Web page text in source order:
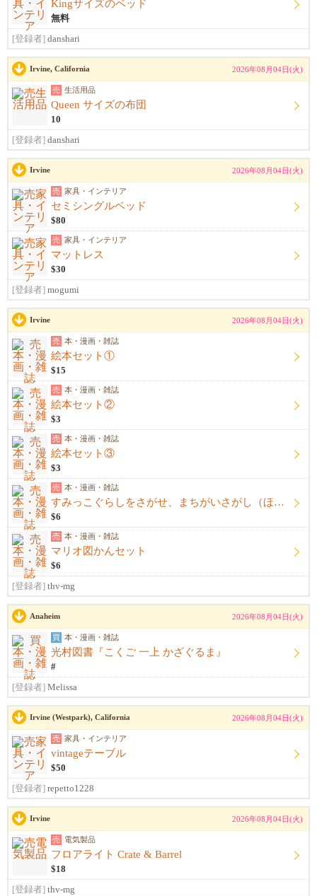
Kingサイズのベッド
無料
[登録者] danshari
Irvine, California 2026年08月04日(火)
売 生活用品
Queen サイズの布団
10
[登録者] danshari
Irvine 2026年08月04日(火)
売 家具・インテリア
セミシングルベッド
$80
売 家具・インテリア
マットレス
$30
[登録者] mogumi
Irvine 2026年08月04日(火)
売 本・漫画・雑誌
絵本セット①
$15
売 本・漫画・雑誌
絵本セット②
$3
売 本・漫画・雑誌
絵本セット③
$3
売 本・漫画・雑誌
すみっこぐらしをさがせ、まちがいさがし（ほぼ新品未使用）
$6
売 本・漫画・雑誌
マリオ図かんセット
$6
[登録者] thv-mg
Anaheim 2026年08月04日(火)
買 本・漫画・雑誌
光村図書『こくご 一上 かざぐるま』
#
[登録者] Melissa
Irvine (Westpark), California 2026年08月04日(火)
売 家具・インテリア
vintageテーブル
$50
[登録者] repetto1228
Irvine 2026年08月04日(火)
売 電気製品
フロアライト Crate & Barrel
$18
[登録者] thv-mg